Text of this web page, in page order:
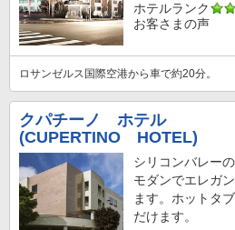
ホテルランク
お客さまの声
ロサンゼルス国際空港から車で約20分。
クパチーノ ホテル
(CUPERTINO HOTEL)
シリコンバレー
モダンでエレガ
ます。ホットタ
だけます。